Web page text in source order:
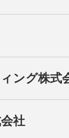
ング株式
社